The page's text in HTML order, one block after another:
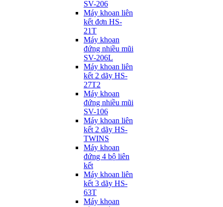
SV-206
Máy khoan liên
kết đơn HS-
21T
Máy khoan
đứng nhiều mũi
SV-206L
Máy khoan liên
kết 2 dãy HS-
27T2
Máy khoan
đứng nhiều mũi
SV-106
Máy khoan liên
kết 2 dãy HS-
TWINS
Máy khoan
đứng 4 bộ liên
kết
Máy khoan liên
kết 3 dãy HS-
63T
Máy khoan